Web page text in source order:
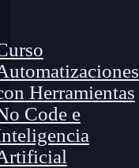
Herramientas
Code e